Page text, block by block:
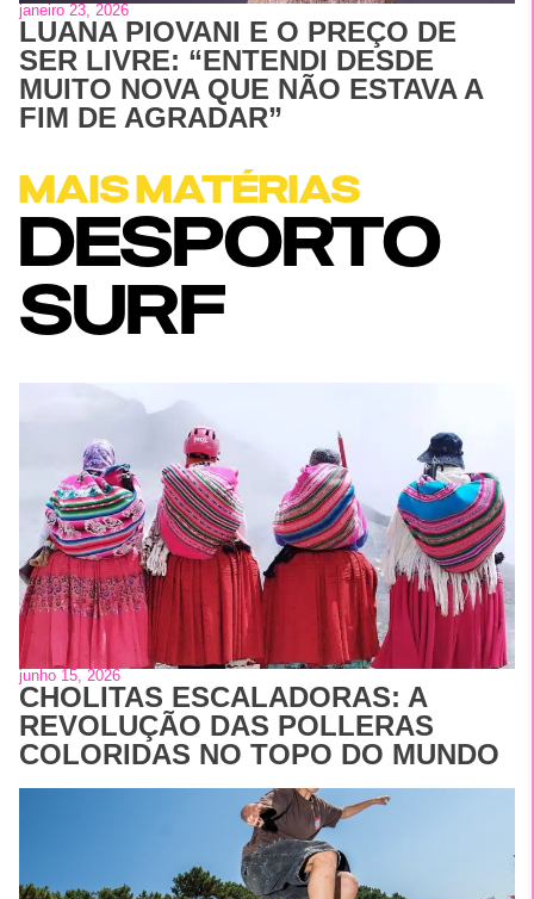
janeiro 23, 2026
LUANA PIOVANI E O PREÇO DE
SER LIVRE: “ENTENDI DESDE
MUITO NOVA QUE NÃO ESTAVA A
FIM DE AGRADAR”
MAIS MATÉRIAS
DESPORTO
SURF
junho 15, 2026
CHOLITAS ESCALADORAS: A
REVOLUÇÃO DAS POLLERAS
COLORIDAS NO TOPO DO MUNDO